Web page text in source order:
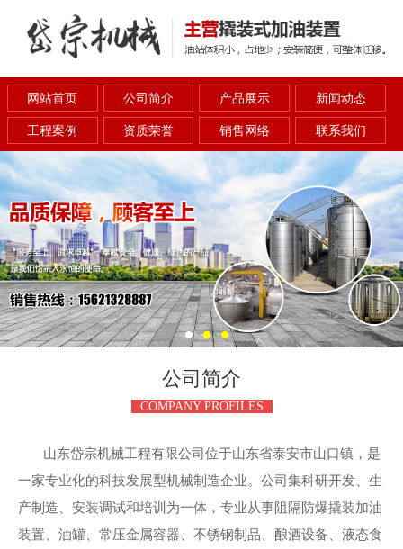
网站首页 公司简介 产品展示 新闻动态
工程案例 资质荣誉 销售网络 联系我们
公司简介
COMPANY PROFILES
山东岱宗机械工程有限公司位于山东省泰安市山口镇，是
一家专业化的科技发展型机械制造企业。公司集科研开发、生
产制造、安装调试和培训为一体，专业从事阻隔防爆撬装加油
装置、油罐、常压金属容器、不锈钢制品、酿酒设备、液态食